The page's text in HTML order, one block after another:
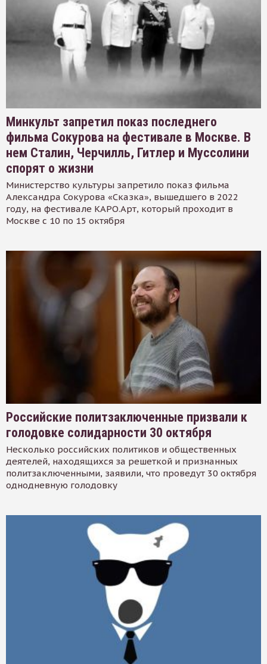
Минкульт запретил показ последнего
фильма Сокурова на фестивале в Москве. В
нем Сталин, Черчилль, Гитлер и Муссолини
спорят о жизни
Министерство культуры запретило показ фильма
Александра Сокурова «Сказка», вышедшего в 2022
году, на фестивале КАРО.Арт, который проходит в
Москве с 10 по 15 октября
Российские политзаключенные призвали к
голодовке солидарности 30 октября
Несколько российских политиков и общественных
деятелей, находящихся за решеткой и признанных
политзаключенными, заявили, что проведут 30 октября
однодневную голодовку